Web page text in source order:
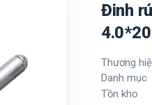
Đinh
Thương
Danh mục
Tồn kho